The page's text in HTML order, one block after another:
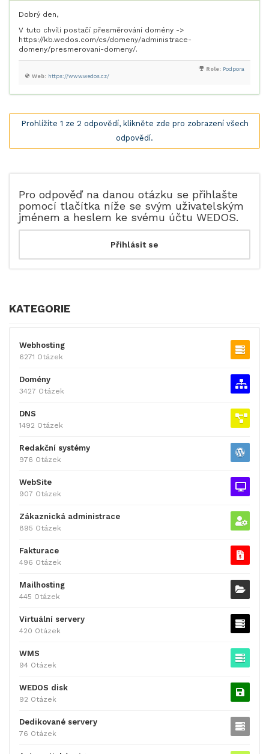
Dobrý den,
V tuto chvíli postačí přesměrování domény ->
https://kb.wedos.com/cs/domeny/administrace-
domeny/presmerovani-domeny/.
Role: Podpora
Web: https://www.wedos.cz/
Prohlížíte 1 ze 2 odpovědí, klikněte zde pro zobrazení všech
odpovědí.
Pro odpověď na danou otázku se přihlašte
pomocí tlačítka níže se svým uživatelským
jménem a heslem ke svému účtu WEDOS.
KATEGORIE
Webhosting
6271 Otázek
Domény
3427 Otázek
DNS
1492 Otázek
Redakční systémy
976 Otázek
WebSite
907 Otázek
Zákaznická administrace
895 Otázek
Fakturace
496 Otázek
Mailhosting
445 Otázek
Virtuální servery
420 Otázek
WMS
94 Otázek
WEDOS disk
92 Otázek
Dedikované servery
76 Otázek